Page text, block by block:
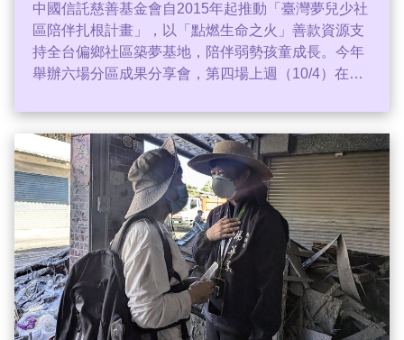
中國信託慈善基金會自2015年起推動「臺灣夢兒少社
區陪伴扎根計畫」，以「點燃生命之火」善款資源支
持全台偏鄉社區築夢基地，陪伴弱勢孩童成長。今年
舉辦六場分區成果分享會，第四場上週（10/4）在彰
果，現場孩子們以客家舞蹈、民謠車鼓陣等表演展現
自信與創意。